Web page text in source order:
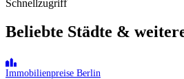
Schnellzugriff
Beliebte Städte &
Immobilienpreise Berlin